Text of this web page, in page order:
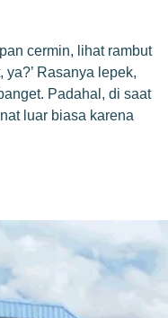
cermin, lihat rambut
ya?’ Rasanya lepek,
Padahal, di saat
luar biasa karena